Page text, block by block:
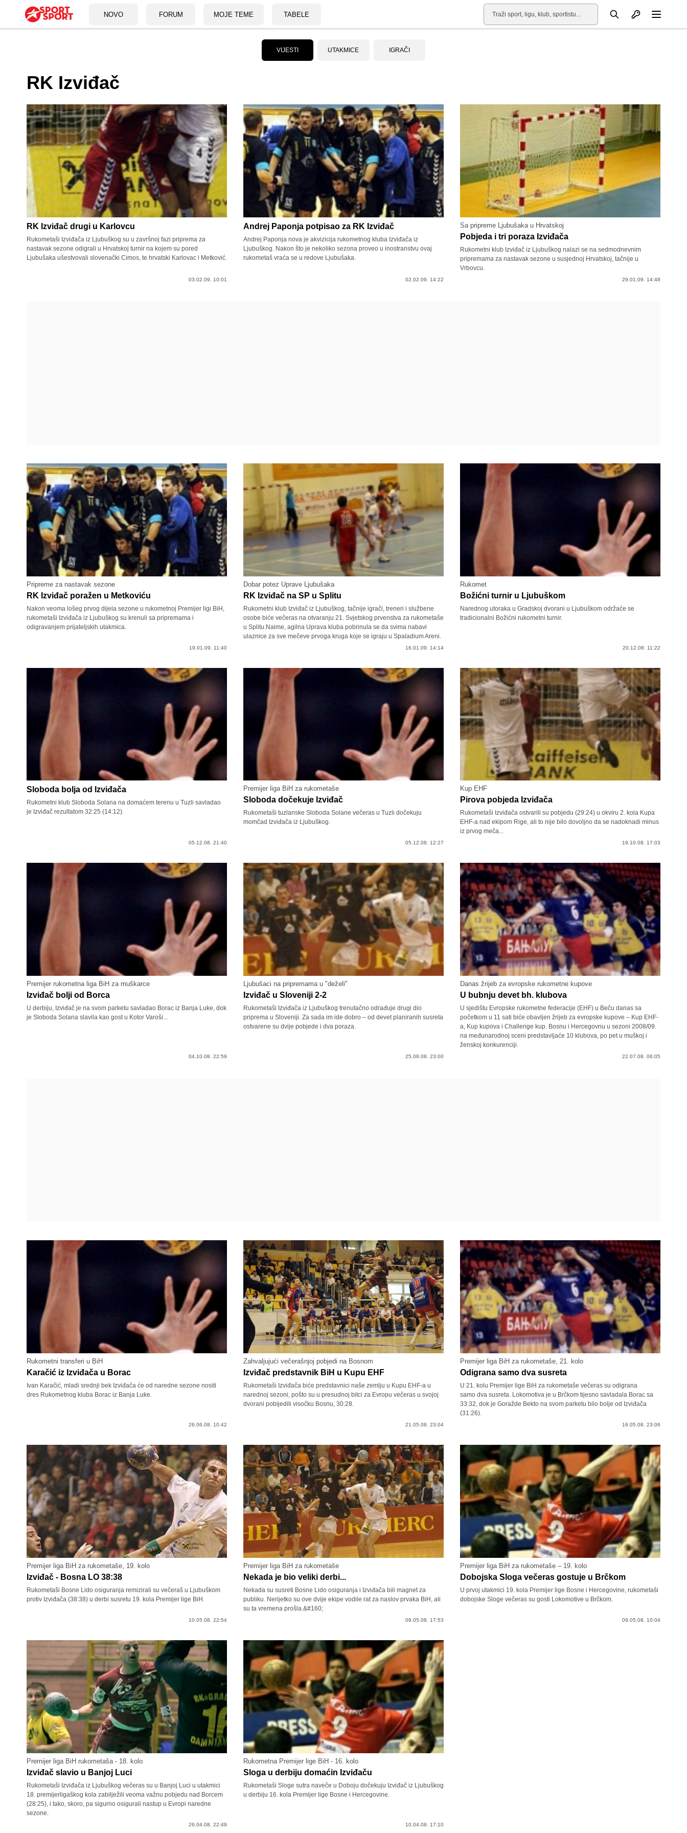
NOVO FORUM MOJE TEME TABELE
Pretraga Otvori profil
VIJESTI UTAKMICE IGRAČI
RK Izviđač
RK Izviđač drugi u Karlovcu
Rukometaši Izviđača iz Ljubuškog su u završnoj fazi priprema za
nastavak sezone odigrali u Hrvatskoj turnir na kojem su pored
Ljubušaka ušestvovali slovenački Cimos, te hrvatski Karlovac i Metković.
03.02.09. 10:01
Andrej Paponja potpisao za RK Izviđač
Andrej Paponja nova je akvizicija rukometnog kluba Izviđača iz
Ljubuškog. Nakon što je nekoliko sezona proveo u inostranstvu ovaj
rukometaš vraća se u redove Ljubušaka.
02.02.09. 14:22
Sa pripreme Ljubušaka u Hrvatskoj
Pobjeda i tri poraza Izviđača
Rukometni klub Izviđač iz Ljubuškog nalazi se na sedmodnevnim
pripremama za nastavak sezone u susjednoj Hrvatskoj, tačnije u
Vrbovcu.
29.01.09. 14:48
Pripreme za nastavak sezone
RK Izviđač poražen u Metkoviću
Nakon veoma lošeg prvog dijela sezone u rukometnoj Premijer ligi BiH,
rukometaši Izviđača iz Ljubuškog su krenuli sa pripremama i
odigravanjem prijateljskih utakmica.
19.01.09. 11:40
Dobar potez Uprave Ljubušaka
RK Izviđač na SP u Splitu
Rukometni klub Izviđač iz Ljubuškog, tačnije igrači, treneri i službene
osobe biće večeras na otvaranju 21. Svjetskog prvenstva za rukometaše
u Splitu.Naime, agilna Uprava kluba pobrinula se da svima nabavi
ulaznice za sve mečeve prvoga kruga koje se igraju u Spaladium Areni.
16.01.09. 14:14
Rukomet
Božićni turnir u Ljubuškom
Narednog utoraka u Gradskoj dvorani u Ljubuškom održaće se
tradicionalni Božićni rukometni turnir.
20.12.08. 11:22
Sloboda bolja od Izviđača
Rukometni klub Sloboda Solana na domaćem terenu u Tuzli savladao
je Izviđač rezultatom 32:25 (14:12).
05.12.08. 21:40
Premijer liga BiH za rukometaše
Sloboda dočekuje Izviđač
Rukometaši tuzlanske Sloboda Solane večeras u Tuzli dočekuju
momčad Izviđača iz Ljubuškog.
05.12.08. 12:27
Kup EHF
Pirova pobjeda Izviđača
Rukometaši Izviđača ostvarili su pobjedu (29:24) u okviru 2. kola Kupa
EHF-a nad ekipom Rige, ali to nije bilo dovoljno da se nadoknadi minus
iz prvog meča...
19.10.08. 17:03
Premijer rukometna liga BiH za muškarce
Izviđač bolji od Borca
U derbiju, Izviđač je na svom parketu savladao Borac iz Banja Luke, dok
je Sloboda Solana slavila kao gost u Kotor Varoši...
04.10.08. 22:59
Ljubušaci na pripremama u "deželi"
Izviđač u Sloveniji 2-2
Rukometaši Izviđača iz Ljubuškog trenutačno odrađuje drugi dio
priprema u Sloveniji. Za sada im ide dobro – od devet planiranih susreta
ostvarene su dvije pobjede i dva poraza.
25.08.08. 23:00
Danas žrijeb za evropske rukometne kupove
U bubnju devet bh. klubova
U sjedištu Evropske rukometne federacije (EHF) u Beču danas sa
početkom u 11 sati biće obavljen žrijeb za evropske kupove – Kup EHF-
a, Kup kupova i Challenge kup. Bosnu i Hercegovnu u sezoni 2008/09.
na međunarodnoj sceni predstavljaće 10 klubova, po pet u muškoj i
ženskoj konkurenciji.
22.07.08. 06:05
Rukometni transferi u BiH
Karačić iz Izviđača u Borac
Ivan Karačić, mladi srednji bek Izviđača će od naredne sezone nositi
dres Rukometnog kluba Borac iz Banja Luke.
26.06.08. 10:42
Zahvaljujući večerašnjoj pobjedi na Bosnom
Izviđač predstavnik BiH u Kupu EHF
Rukometaši Izviđača biće predstavnici naše zemlju u Kupu EHF-a u
narednoj sezoni, pošto su u presudnoj bitci za Evropu večeras u svojoj
dvorani pobijedili visočku Bosnu, 30:28.
21.05.08. 23:04
Premijer liga BiH za rukometaše, 21. kolo
Odigrana samo dva susreta
U 21. kolu Premijer lige BiH za rukometaše večeras su odigrana
samo dva susreta. Lokomotiva je u Brčkom tijesno savladala Borac sa
33:32, dok je Goražde Bekto na svom parketu bilo bolje od Izviđača
(31:26).
16.05.08. 23:06
Premijer liga BiH za rukometaše, 19. kolo
Izviđač - Bosna LO 38:38
Rukometaši Bosne Lido osiguranja remizirali su večeraš u Ljubuškom
protiv Izviđača (38:38) u derbi susretu 19. kola Premijer lige BiH.
10.05.08. 22:54
Premijer liga BiH za rukometaše
Nekada je bio veliki derbi...
Nekada su susreti Bosne Lido osiguranja i Izviđača bili magnet za
publiku. Nerijetko su ove dvije ekipe vodile rat za naslov prvaka BiH, ali
su ta vremena prošla.&#160;
09.05.08. 17:53
Premijer liga BiH za rukometaše – 19. kolo
Dobojska Sloga večeras gostuje u Brčkom
U prvoj utakmici 19. kola Premijer lige Bosne i Hercegovine, rukometaši
dobojske Sloge večeras su gosti Lokomotive u Brčkom.
09.05.08. 10:04
Premijer liga BiH rukometaša - 18. kolo
Izviđač slavio u Banjoj Luci
Rukometaši Izviđača iz Ljubuškog večeras su u Banjoj Luci u utakmici
18. premijerligaškog kola zabilježili veoma važnu pobjedu nad Borcem
(28:25), i tako, skoro, pa sigurno osigurali nastup u Evropi naredne
sezone.
26.04.08. 22:49
Rukometna Premijer lige BiH - 16. kolo
Sloga u derbiju domaćin Izviđaču
Rukometaši Sloge sutra naveče u Doboju dočekuju Izviđač iz Ljubuškog
u derbiju 16. kola Premijer lige Bosne i Hercegovine.
10.04.08. 17:10